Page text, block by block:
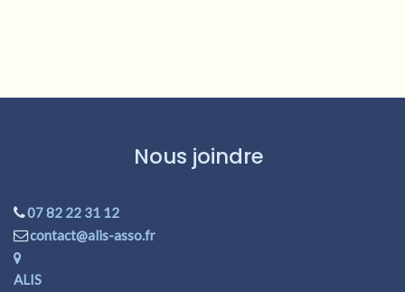
Nous joindre
07 82 22 31 12
contact@alis-asso.fr
ALIS